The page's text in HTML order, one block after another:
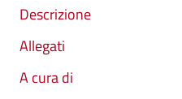
Descrizione
Allegati
A cura di